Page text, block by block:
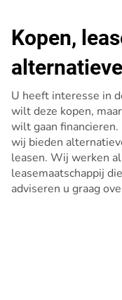
Kopen,
U heeft interesse in
wilt deze kopen,
wilt gaan financieren.
wij bieden
leasen. Wij werken
leasemaatschappij
adviseren u graag